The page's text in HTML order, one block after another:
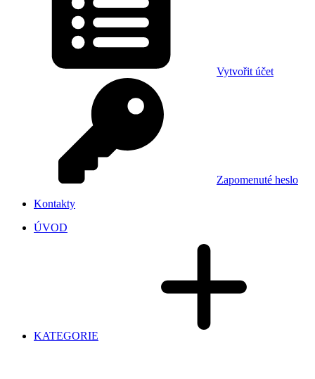
Vytvořit účet
Zapomenuté heslo
Kontakty
ÚVOD
KATEGORIE